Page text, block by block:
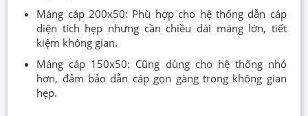
Máng cáp 200x50: Phù hợp cho hệ thống dẫn cáp
diện tích hẹp nhưng cần chiều dài máng lớn, tiết
kiệm không gian.
Máng cáp 150x50: Cũng dùng cho hệ thống nhỏ
hơn, đảm bảo dẫn cáp gọn gàng trong không gian
hẹp.